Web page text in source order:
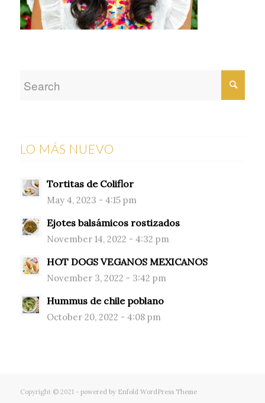
LO MÁS NUEVO
Tortitas de Coliflor
May 4, 2023 - 4:15 pm
Ejotes balsámicos rostizados
November 14, 2022 - 4:32 pm
HOT DOGS VEGANOS MEXICANOS
November 3, 2022 - 3:42 pm
Hummus de chile poblano
October 20, 2022 - 4:08 pm
Copyright © 2021 - powered by Enfold WordPress Theme